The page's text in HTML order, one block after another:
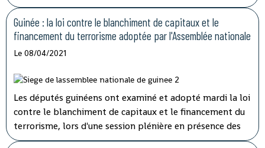
médécin général Rémy Lamah à la radio nationale.
Guinée : la loi contre le blanchiment de capitaux et le
financement du terrorisme adoptée par l'Assemblée nationale
Le 08/04/2021
Les députés guinéens ont examiné et adopté mardi la loi
contre le blanchiment de capitaux et le financement du
terrorisme, lors d'une session plénière en présence des
membres du gouvernement.